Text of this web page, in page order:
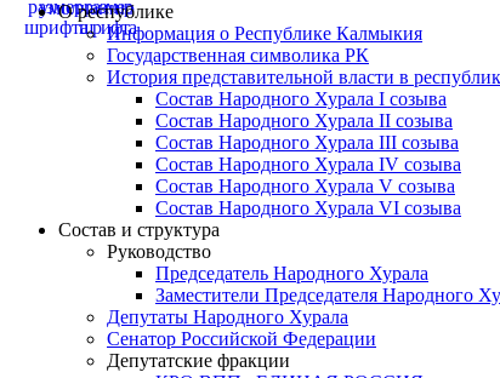
О республике
Информация о Республике Калмыкия
Государственная символика РК
История представительной власти в
Состав Народного Хурала I созыва
Состав Народного Хурала II созыва
Состав Народного Хурала III созыва
Состав Народного Хурала IV созыва
Состав Народного Хурала V созыва
Состав Народного Хурала VI созыва
Состав и структура
Руководство
Председатель Народного Хурала
Заместители Председателя Народного
Депутаты Народного Хурала
Сенатор Российской Федерации
Депутатские фракции